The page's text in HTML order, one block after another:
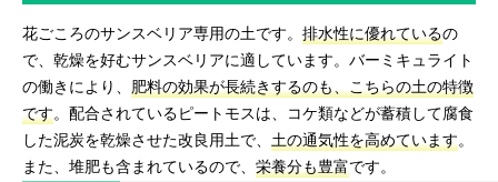
花ごころのサンスベリア専用の土です。 排水性に優れているの
で、乾燥を好むサンスベリアに適しています。バーミキュライト
の働きにより、 肥料の効果が長続きするのも、こちらの土の特徴
です。配合されているピートモスは、コケ類などが蓄積して腐食
した泥炭を乾燥させた改良用土で、 土の通気性を高めています。
また、堆肥も含まれているので、 栄養分も豊富です。